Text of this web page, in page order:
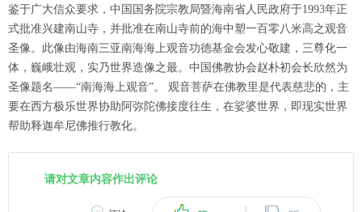
鉴于广大信众要求，中国国务院宗教局暨海南省人民政府于1993年正
式批准兴建南山寺，并批准在南山寺前的海中塑一百零八米高之观音
圣像。此像由海南三亚南海海上观音功德基金会发心敬建，三尊化一
体，巍峨壮观，实乃世界造像之最。中国佛教协会赵朴初会长欣然为
圣像题名――“南海海上观音”。 观音菩萨在佛教里是代表慈悲的，主
要在西方极乐世界协助阿弥陀佛接度往生，在娑婆世界，即现实世界
帮助释迦牟尼佛推行教化。
请对文章内容作出评论